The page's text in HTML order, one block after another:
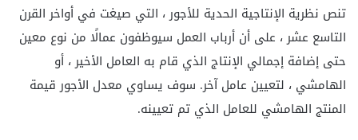
تنص نظرية الإنتاجية الحدية للأجور ، التي صيغت في أواخر القرن
التاسع عشر ، على أن أرباب العمل سيوظفون عمالًا من نوع معين
حتى إضافة إجمالي الإنتاج الذي قام به العامل الأخير ، أو
الهامشي ، لتعيين عامل آخر. سوف يساوي معدل الأجور قيمة
المنتج الهامشي للعامل الذي تم تعيينه.